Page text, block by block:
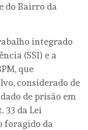
do Bairro da
integrado
(SSI) e a
que
considerado de
de prisão em
33 da Lei
foragido da